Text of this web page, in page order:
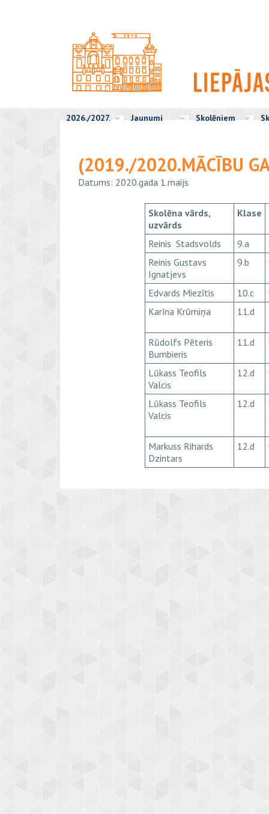
2026./2027. Jaunumi Skolēniem
(2019./2020.MĀCĪBU
Datums: 2020.gada 1.maijs
Skolēna vārds,
uzvārds
Klase
Reinis Stadsvolds 9.a
Reinis Gustavs
Ignatjevs
9.b
Edvards Miezītis 10.c
Karīna Krūmiņa
11.d
Rūdolfs Pēteris
Bumbieris
11.d
Lūkass Teofils
Valcis
12.d
Lūkass Teofils
Valcis
12.d
Markuss Rihards
Dzintars
12.d